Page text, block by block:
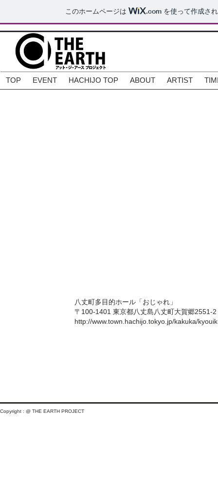
このホームページは .comを使って作成さ
八丈町多目的ホール「おじゃれ」
〒100-1401 東京都八丈島八丈町大賀郷2551-2
http://www.town.hachijo.tokyo.jp/kakuka/
TOP EVENT HACHIJO TOP ABOUT ARTIST
Copyright : @ THE EARTH PROJECT